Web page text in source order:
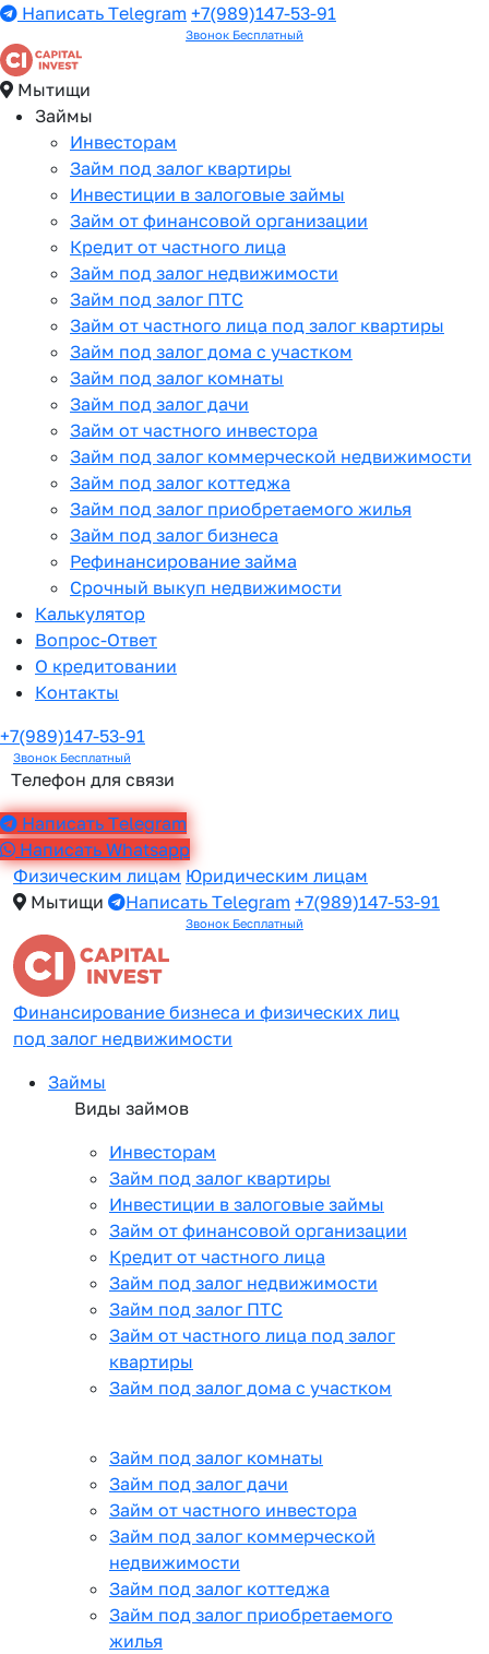
Написать Telegram +7(989)147-53-91
Звонок Бесплатный
Мытищи
Займы
Инвесторам
Займ под залог квартиры
Инвестиции в залоговые займы
Займ от финансовой организации
Кредит от частного лица
Займ под залог недвижимости
Займ под залог ПТС
Займ от частного лица под залог квартиры
Займ под залог дома с участком
Займ под залог комнаты
Займ под залог дачи
Займ от частного инвестора
Займ под залог коммерческой недвижимости
Займ под залог коттеджа
Займ под залог приобретаемого жилья
Займ под залог бизнеса
Рефинансирование займа
Срочный выкуп недвижимости
Калькулятор
Вопрос-Ответ
О кредитовании
Контакты
+7(989)147-53-91
Звонок Бесплатный
Телефон для связи
Написать Telegram
Написать Whatsapp
Физическим лицам Юридическим лицам
Мытищи
Написать Telegram +7(989)147-53-91
Звонок Бесплатный
Финансирование бизнеса и физических лиц
под залог недвижимости
Займы
Виды займов
Инвесторам
Займ под залог квартиры
Инвестиции в залоговые займы
Займ от финансовой организации
Кредит от частного лица
Займ под залог недвижимости
Займ под залог ПТС
Займ от частного лица под залог
квартиры
Займ под залог дома с участком
Займ под залог комнаты
Займ под залог дачи
Займ от частного инвестора
Займ под залог коммерческой
недвижимости
Займ под залог коттеджа
Займ под залог приобретаемого
жилья